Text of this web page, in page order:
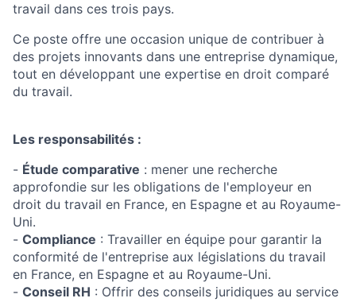
travail dans ces trois pays.
Ce poste offre une occasion unique de contribuer à
des projets innovants dans une entreprise dynamique,
tout en développant une expertise en droit comparé
du travail.
Les responsabilités :
- Étude comparative : mener une recherche
approfondie sur les obligations de l'employeur en
droit du travail en France, en Espagne et au Royaume-
Uni.
- Compliance : Travailler en équipe pour garantir la
conformité de l'entreprise aux législations du travail
en France, en Espagne et au Royaume-Uni.
- Conseil RH : Offrir des conseils juridiques au service